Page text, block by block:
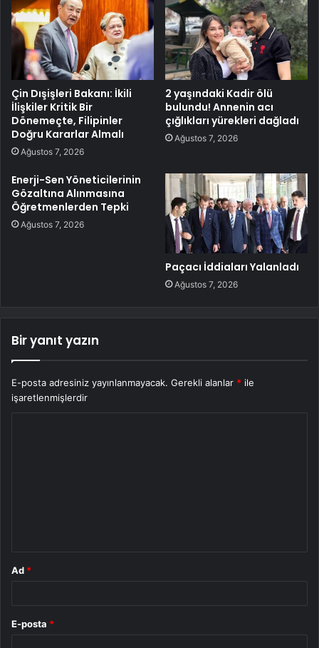
Çin Dışişleri Bakanı: İkili
İlişkiler Kritik Bir
Dönemeçte, Filipinler
Doğru Kararlar Almalı
Ağustos 7, 2026
2 yaşındaki Kadir ölü
bulundu! Annenin acı
çığlıkları yürekleri dağladı
Ağustos 7, 2026
Enerji-Sen Yöneticilerinin
Gözaltına Alınmasına
Öğretmenlerden Tepki
Ağustos 7, 2026
Paçacı İddiaları Yalanladı
Ağustos 7, 2026
Bir yanıt yazın
E-posta adresiniz yayınlanmayacak. Gerekli alanlar * ile
işaretlenmişlerdir
Ad *
E-posta *